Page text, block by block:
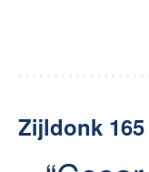
Zelfstandig makelaar
Zijldonk 165